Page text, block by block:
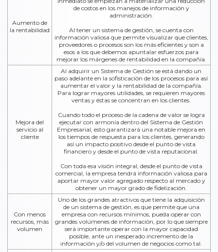
Aumento de
la rentabilidad
de costos en los manejos de información y
administración.
Al tener un sistema de gestión, se cuenta con
información valiosa que permite visualizar que clientes,
proveedores o procesos son los más eficientes y son a
esos a los que debemos apuntalar esfuerzos para
mejorar los márgenes de rentabilidad en la compañía.
Mejora del
servicio al
cliente
Al adquirir un Sistema de Gestión se está dando un
paso adelante en la sofisticación de los procesos para así
aumentar el valor y la rentabilidad de la compañía.
Para lograr mayores utilidades, se requieren mayores
ventas y éstas se concentran en los clientes.
Cuando todo el proceso de la cadena de valor se logra
ejecutar con armonía dentro del Sistema de Gestión
Empresarial, esto garantizará una notable mejora en
los tiempos de respuesta para los clientes, generando
así un impacto positivo desde el punto de vista
financiero y desde el punto de vista reputacional.
Con toda esa visión integral, desde el punto de vista
comercial, la empresa tendrá información valiosa para
aportar mayor valor agregado respecto al mercado y
obtener un mayor grado de fidelización.
Con menos
recursos, más
volumen
Uno de los grandes atractivos que tiene la adquisición
de un sistema de gestión, es que permite que una
empresa con recursos mínimos, pueda operar con
grandes volúmenes de información, por lo que siempre
será importante operar con la mayor capacidad
posible, ante un inesperado incremento de la
información y/o del volumen de negocios como tal.